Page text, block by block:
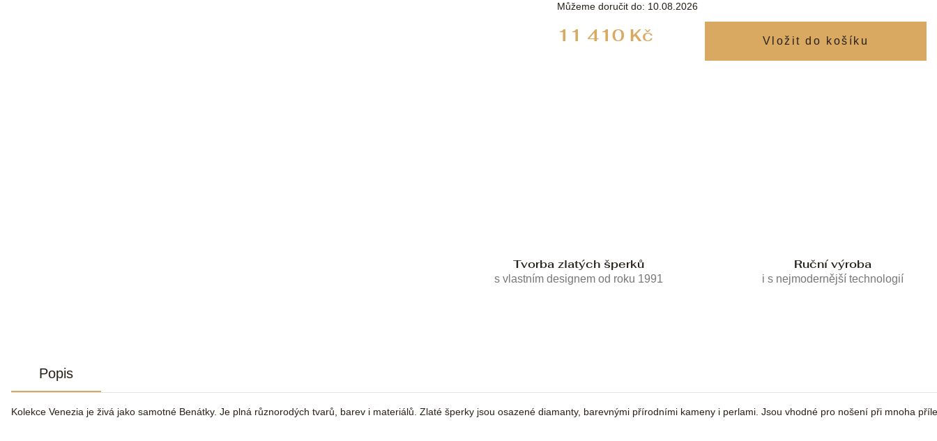
11 410 Kč
Můžeme doručit do: 10.08.2026
Tvorba zlatých šperků
s vlastním designem od roku 1991
Ruční výroba
i s nejmodernější technologií
Popis
Kolekce Venezia je živá jako samotné Benátky. Je plná různorodých tvarů, barev i materiálů. Zlaté šperky jsou osazené diamanty, barevnými přírodními kameny i perlami. Jsou vhodné pro nošení při mnoha